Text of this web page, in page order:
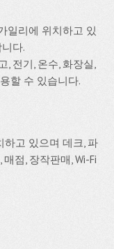
일리에 위치하고 있
다.
, 전기, 온수, 화장실,
할 수 있습니다.
고 있으며 데크, 파
점, 장작판매, Wi-Fi